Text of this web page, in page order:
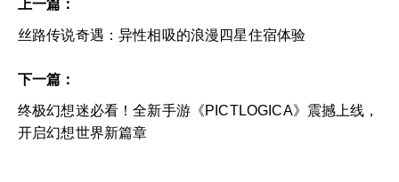
上一篇：
丝路传说奇遇：异性相吸的浪漫四星住宿体验
下一篇：
终极幻想迷必看！全新手游《PICTLOGICA》震撼上线，
开启幻想世界新篇章